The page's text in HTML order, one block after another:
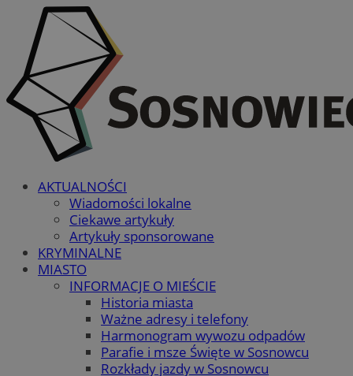
AKTUALNOŚCI
Wiadomości lokalne
Ciekawe artykuły
Artykuły sponsorowane
KRYMINALNE
MIASTO
INFORMACJE O MIEŚCIE
Historia miasta
Ważne adresy i telefony
Harmonogram wywozu odpadów
Parafie i msze Święte w Sosnowcu
Rozkłady jazdy w Sosnowcu